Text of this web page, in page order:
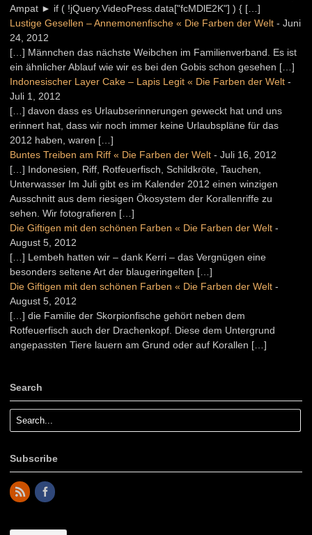
Ampat ► if ( !jQuery.VideoPress.data["fcMDlE2K"] ) { […]
Lustige Gesellen – Annemonenfische « Die Farben der Welt - Juni
24, 2012
[…] Männchen das nächste Weibchen im Familienverband. Es ist
ein ähnlicher Ablauf wie wir es bei den Gobis schon gesehen […]
Indonesischer Layer Cake – Lapis Legit « Die Farben der Welt -
Juli 1, 2012
[…] davon dass es Urlaubserinnerungen geweckt hat und uns
erinnert hat, dass wir noch immer keine Urlaubspläne für das
2012 haben, waren […]
Buntes Treiben am Riff « Die Farben der Welt - Juli 16, 2012
[…] Indonesien, Riff, Rotfeuerfisch, Schildkröte, Tauchen,
Unterwasser Im Juli gibt es im Kalender 2012 einen winzigen
Ausschnitt aus dem riesigen Ökosystem der Korallenriffe zu
sehen. Wir fotografieren […]
Die Giftigen mit den schönen Farben « Die Farben der Welt -
August 5, 2012
[…] Lembeh hatten wir – dank Kerri – das Vergnügen eine
besonders seltene Art der blaugeringelten […]
Die Giftigen mit den schönen Farben « Die Farben der Welt -
August 5, 2012
[…] die Familie der Skorpionfische gehört neben dem
Rotfeuerfisch auch der Drachenkopf. Diese dem Untergrund
angepassten Tiere lauern am Grund oder auf Korallen […]
Search
Subscribe